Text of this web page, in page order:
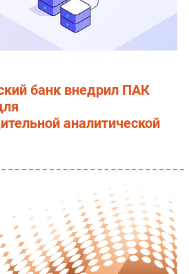
банк внедрил ПАК
аналитической